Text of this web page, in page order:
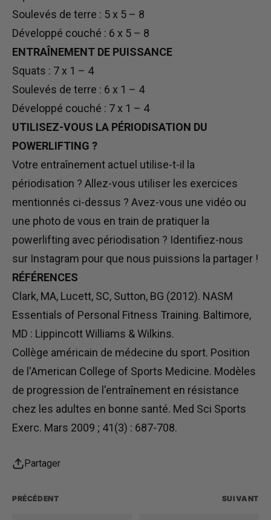
Soulevés de terre : 5 x 5 – 8
Développé couché : 6 x 5 – 8
ENTRAÎNEMENT DE PUISSANCE
Squats : 7 x 1 – 4
Soulevés de terre : 6 x 1 – 4
Développé couché : 7 x 1 – 4
UTILISEZ-VOUS LA PÉRIODISATION DU
POWERLIFTING ?
Votre entraînement actuel utilise-t-il la
périodisation ? Allez-vous utiliser les exercices
mentionnés ci-dessus ? Avez-vous une vidéo ou
une photo de vous en train de pratiquer la
powerlifting avec périodisation ? Identifiez-nous
sur Instagram pour que nous puissions la partager !
RÉFÉRENCES
Clark, MA, Lucett, SC, Sutton, BG (2012). NASM
Essentials of Personal Fitness Training. Baltimore,
MD : Lippincott Williams & Wilkins.
Collège américain de médecine du sport. Position
de l'American College of Sports Medicine. Modèles
de progression de l'entraînement en résistance
chez les adultes en bonne santé. Med Sci Sports
Exerc. Mars 2009 ; 41(3) : 687-708.
Partager
PRÉCÉDENT SUIVANT